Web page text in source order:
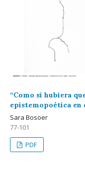
“Como si hubiera
epistemopoética en
Sara Bosoer
77-101
PDF